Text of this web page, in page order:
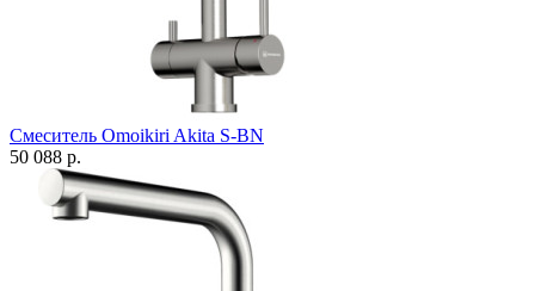
Смеситель Omoikiri Akita S-BN
50 088 р.